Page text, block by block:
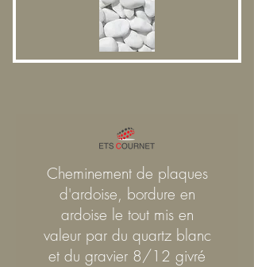
Cheminement de plaques
d'ardoise, bordure en
ardoise le tout mis en
valeur par du quartz blanc
et du gravier 8/12 givré